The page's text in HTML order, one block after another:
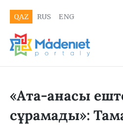
QAZ RUS ENG
«Ата-анасы
сұрамады»: